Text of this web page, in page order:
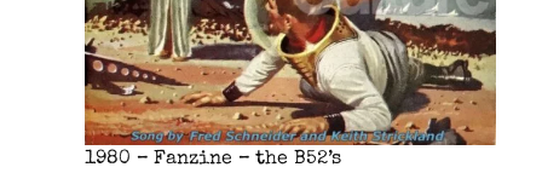
1980 – Fanzine – the B52’s